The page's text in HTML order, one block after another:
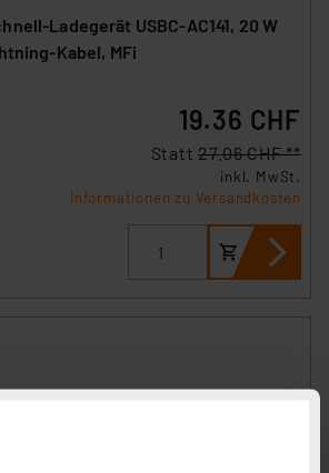
Ladegerät USBC-AC141, 20 W
Kabel, MFi
19.36 CHF
Statt27.06 CHF **
inkl. MwSt.
Informationen zu Versandkosten